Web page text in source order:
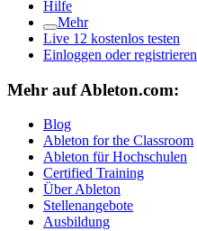
Hilfe
Mehr
Live 12 kostenlos testen
Einloggen oder registrieren
Mehr auf Ableton.com:
Blog
Ableton for the Classroom
Ableton für Hochschulen
Certified Training
Über Ableton
Stellenangebote
Ausbildung